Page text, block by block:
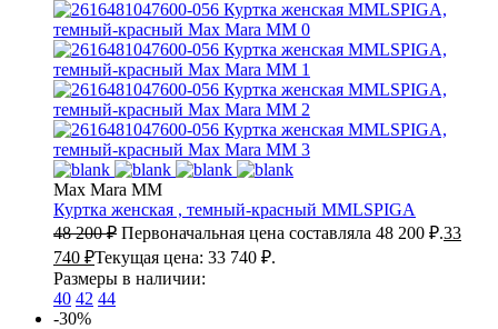
Max Mara MM
Куртка женская , темный-красный MMLSPIGA
48 200₽ Первоначальная цена составляла 48 200 ₽.33
740 ₽Текущая цена: 33 740 ₽.
Размеры в наличии:
40 42 44
-30%